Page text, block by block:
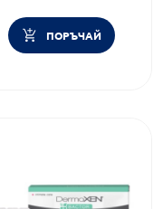
ПОРЪЧАЙ